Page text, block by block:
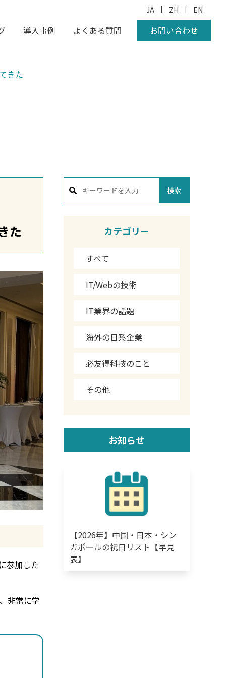
導入事例 よくある質問
JA | ZH | EN
お問い合わせ
きた
た
参加した
非常に学
検索
カテゴリー
すべて
IT/Webの技術
IT業界の話題
海外の日系企業
必友得科技のこと
その他
お知らせ
【2026年】中国・日本・シン
ガポールの祝日リスト【早見
表】